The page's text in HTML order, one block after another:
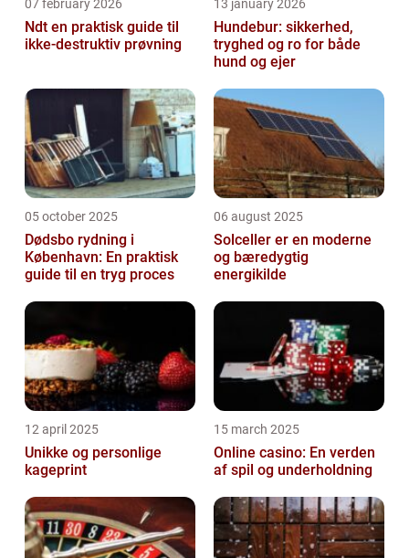
07 february 2026
Ndt en praktisk guide til
ikke-destruktiv prøvning
13 january 2026
Hundebur: sikkerhed,
tryghed og ro for både
hund og ejer
05 october 2025
Dødsbo rydning i
København: En praktisk
guide til en tryg proces
06 august 2025
Solceller er en moderne
og bæredygtig
energikilde
12 april 2025
Unikke og personlige
kageprint
15 march 2025
Online casino: En verden
af spil og underholdning